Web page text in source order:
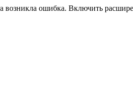
возникла ошибка. Включить